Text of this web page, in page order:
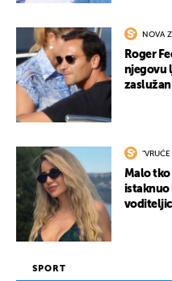
NOVA
Roger
njegovu
Malo tko
istaknuo
SPORT